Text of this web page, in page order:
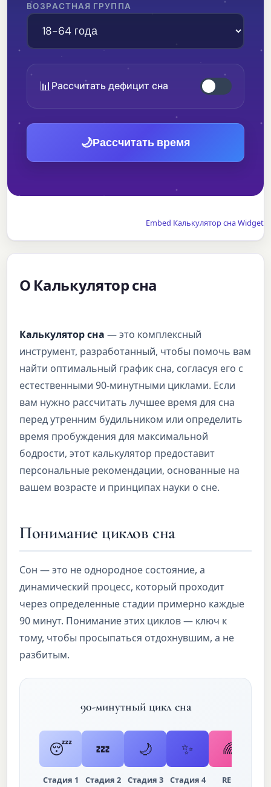
ВОЗРАСТНАЯ ГРУППА
📊Рассчитать дефицит сна
🌙Рассчитать время
Embed Калькулятор сна Widget
О Калькулятор сна
Калькулятор сна — это комплексный
инструмент, разработанный, чтобы помочь вам
найти оптимальный график сна, согласуя его с
естественными 90-минутными циклами. Если
вам нужно рассчитать лучшее время для сна
перед утренним будильником или определить
время пробуждения для максимальной
бодрости, этот калькулятор предоставит
персональные рекомендации, основанные на
вашем возрасте и принципах науки о сне.
Понимание циклов сна
Сон — это не однородное состояние, а
динамический процесс, который проходит
через определенные стадии примерно каждые
90 минут. Понимание этих циклов — ключ к
тому, чтобы просыпаться отдохнувшим, а не
разбитым.
90-минутный цикл сна
😴
Стадия 1
💤
Стадия 2
🌙
Стадия 3
✨
Стадия 4
🌈
REM